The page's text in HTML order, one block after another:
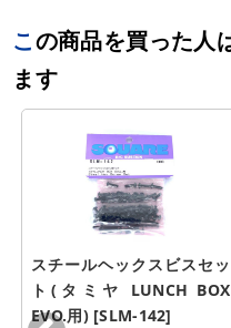
この商品を買った人はこんな商品も買ってい
ます
スチールヘックスビスセッ
ト(タミヤ LUNCH BOX
EVO.用) [SLM-142]